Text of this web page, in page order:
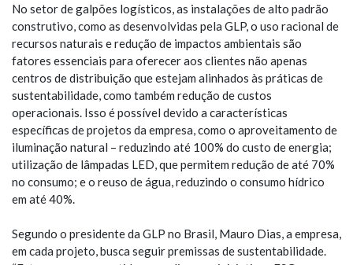
No setor de galpões logísticos, as instalações de alto padrão
construtivo, como as desenvolvidas pela GLP, o uso racional de
recursos naturais e redução de impactos ambientais são
fatores essenciais para oferecer aos clientes não apenas
centros de distribuição que estejam alinhados às práticas de
sustentabilidade, como também redução de custos
operacionais. Isso é possível devido a características
específicas de projetos da empresa, como o aproveitamento de
iluminação natural – reduzindo até 100% do custo de energia;
utilização de lâmpadas LED, que permitem redução de até 70%
no consumo; e o reuso de água, reduzindo o consumo hídrico
em até 40%.
Segundo o presidente da GLP no Brasil, Mauro Dias, a empresa,
em cada projeto, busca seguir premissas de sustentabilidade.